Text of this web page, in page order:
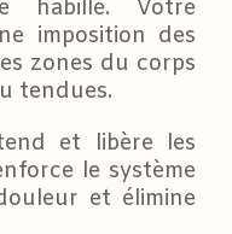
habillé. Votre
imposition des
zones du corps
tendues.
et libère les
le système
et élimine